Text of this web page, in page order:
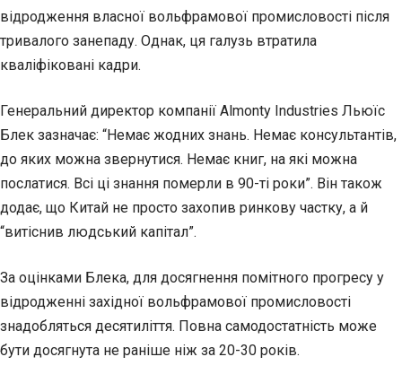
відродження власної вольфрамової промисловості після
тривалого занепаду. Однак, ця галузь втратила
кваліфіковані кадри.
Генеральний директор компанії Almonty Industries Льюїс
Блек зазначає: “Немає жодних знань. Немає консультантів,
до яких можна звернутися. Немає книг, на які можна
послатися. Всі ці знання померли в 90-ті роки”. Він також
додає, що Китай не просто захопив ринкову частку, а й
“витіснив людський капітал”.
За оцінками Блека, для досягнення помітного прогресу у
відродженні західної вольфрамової промисловості
знадобляться десятиліття. Повна самодостатність може
бути досягнута не раніше ніж за 20-30 років.